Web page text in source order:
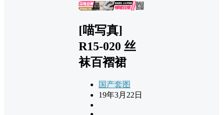
广告
[喵写真]
R15-020 丝
袜百褶裙
国产套图
19年3月22日